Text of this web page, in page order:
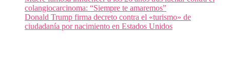
colangiocarcinoma: “Siempre te amaremos”
Donald Trump firma decreto contra el «turismo» de
ciudadanía por nacimiento en Estados Unidos